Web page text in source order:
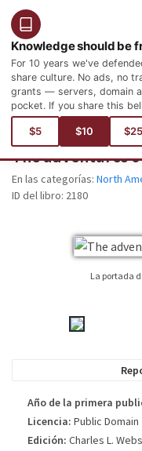
Knowledge should be
For 10 years we've
share culture. No ads, no
grants — servers, domain
pocket. If you share this
$5 $10 $25
Está aquí:Idiomas Inglés
The adventures
En las categorías: North
ID del libro: 2180
La portada
edición está publicada. Por
Año de la primera
Licencia: Public Domain
Edición: Charles L.